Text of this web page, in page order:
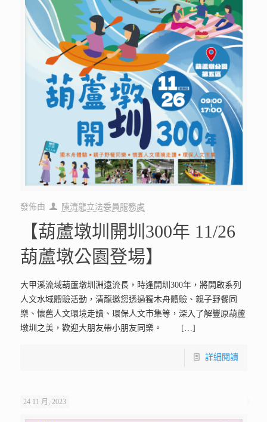
發佈由 陳清龍立法委員服務處
【葫蘆墩圳開圳300年 11/26
葫蘆墩公園登場】
大甲溪流域葫蘆墩圳淵遠流長，時逢開圳300年，將開啟系列
人文水域體驗活動，清龍邀您透過獨木舟體驗、親子野餐同
樂、懷舊人文環境走讀、環保人文市集等，深入了解豐原葫蘆
墩圳之美，歡迎大朋友帶小朋友同樂。
[…]
詳細閱讀
24 11 月, 2023